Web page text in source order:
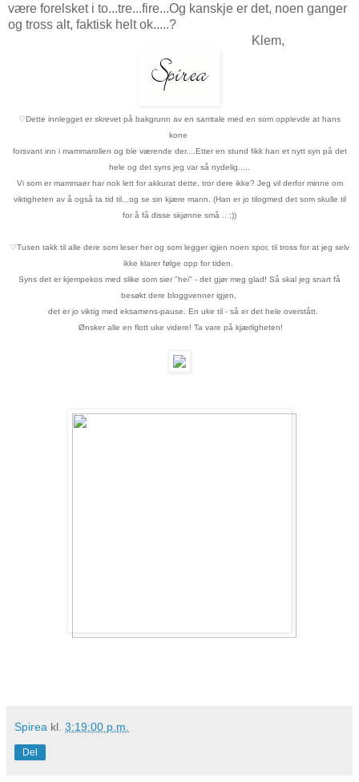
være forelsket i to...tre...fire...Og kanskje er det, noen ganger
og tross alt, faktisk helt ok.....?
Klem,
♡Dette innlegget er skrevet på bakgrunn av en samtale med en som opplevde at hans
kone
forsvant inn i mammarollen og ble værende der.... Etter en stund fikk han et nytt syn på det
hele og det syns jeg var så nydelig.....
Vi som er mammaer har nok lett for akkurat dette, tror dere ikke? Jeg vil derfor minne om
viktigheten av å også ta tid til...og se sin kjære mann. (Han er jo tilogmed det som skulle til
for å få disse skjønne små .. ;))
♡Tusen takk til alle dere som leser her og som legger igjen noen spor, til tross for at jeg selv
ikke klarer følge opp for tiden.
Syns det er kjempekos med slike som sier "hei" - det gjør meg glad! Så skal jeg snart få
besøkt dere bloggvenner igjen,
det er jo viktig med eksamens-pause. En uke til - så er det hele overstått.
Ønsker alle en flott uke videre! Ta vare på kjærligheten!
Spirea kl. 3:19:00 p.m.
Del